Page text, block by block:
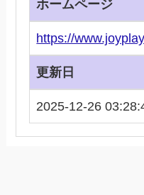
ホームページ
https://
更新日
2025-12-26